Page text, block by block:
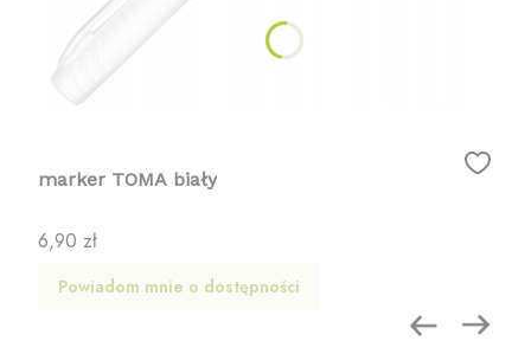
marker TOMA biały
Cena
6,90 zł
Powiadom mnie o dostępności